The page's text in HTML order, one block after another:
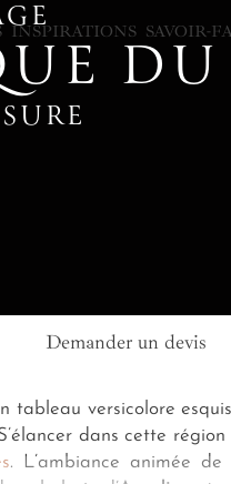
INSPIRATIONS SAVOIR-
Demander un devis
du Maroc
tableau versicolore
dans cette
. L’ambiance animée